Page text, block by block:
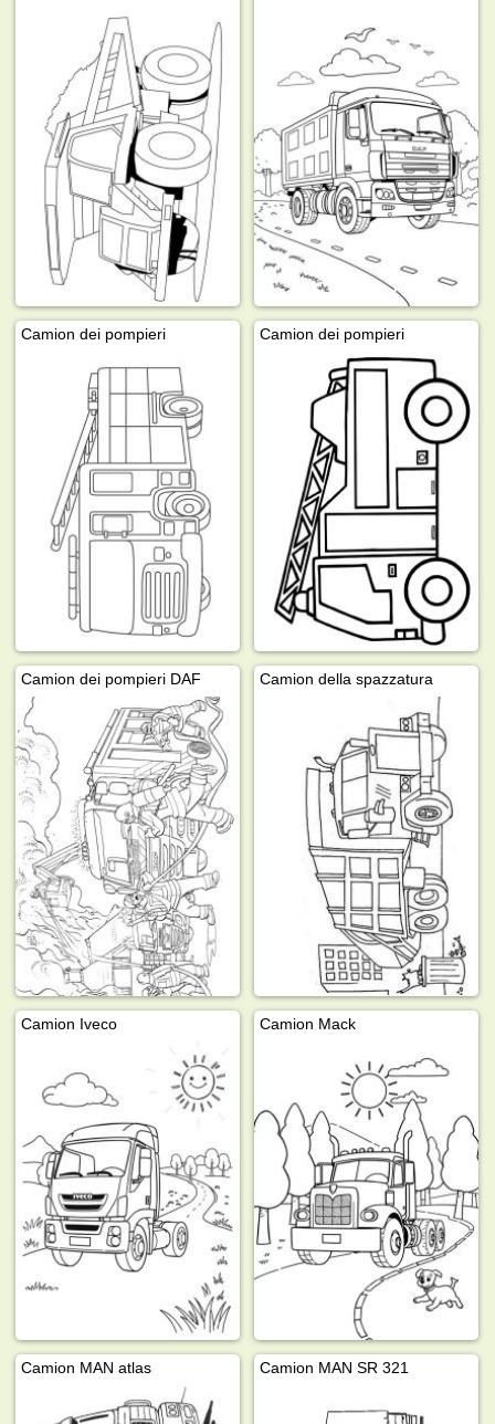
Camion dei pompieri Camion dei pompieri
Camion dei pompieri DAF Camion della spazzatura
Camion Iveco Camion Mack
Camion MAN atlas Camion MAN SR 321